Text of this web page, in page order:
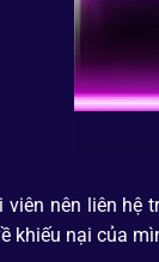
viên nên liên hệ
khiếu nại của